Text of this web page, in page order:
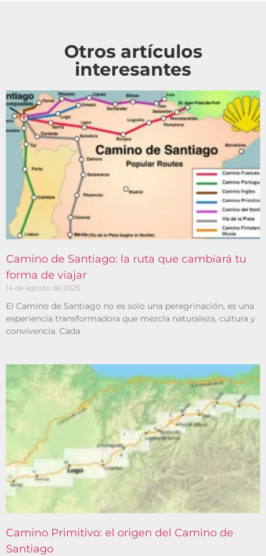
Otros artículos
interesantes
Camino de Santiago: la ruta que cambiará tu
forma de viajar
14 de agosto de 2025
El Camino de Santiago no es solo una peregrinación, es una
experiencia transformadora que mezcla naturaleza, cultura y
convivencia. Cada
Camino Primitivo: el origen del Camino de
Santiago